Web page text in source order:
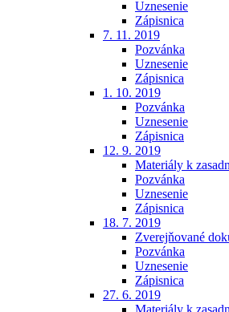
Uznesenie
Zápisnica
7. 11. 2019
Pozvánka
Uznesenie
Zápisnica
1. 10. 2019
Pozvánka
Uznesenie
Zápisnica
12. 9. 2019
Materiály k
Pozvánka
Uznesenie
Zápisnica
18. 7. 2019
Zverejňované
Pozvánka
Uznesenie
Zápisnica
27. 6. 2019
Materiály k